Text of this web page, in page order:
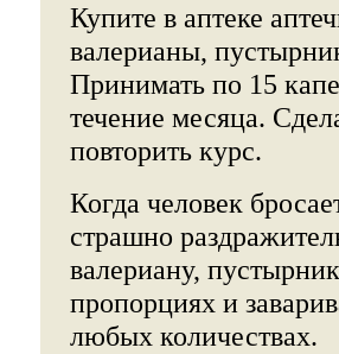
Купите в аптеке
валерианы,
Принимать по 15
течение месяца.
повторить курс.
Когда человек
страшно
валериану,
пропорциях и
любых количествах.